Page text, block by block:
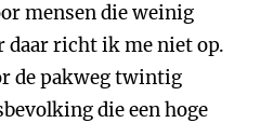
mensen die weinig
daar richt ik me niet op.
de pakweg twintig
die een hoge